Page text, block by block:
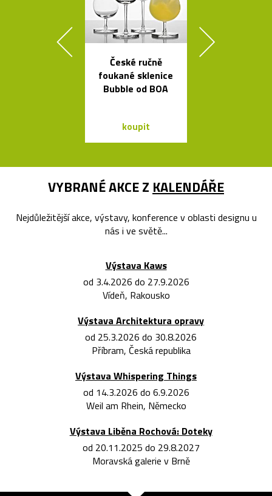
České ručně
foukané sklenice
Bubble od BOA
koupit
VYBRANÉ AKCE Z KALENDÁŘE
Nejdůležitější akce, výstavy, konference v oblasti designu u
nás i ve světě...
Výstava Kaws
od 3.4.2026 do 27.9.2026
Vídeň, Rakousko
Výstava Architektura opravy
od 25.3.2026 do 30.8.2026
Příbram, Česká republika
Výstava Whispering Things
od 14.3.2026 do 6.9.2026
Weil am Rhein, Německo
Výstava Liběna Rochová: Doteky
od 20.11.2025 do 29.8.2027
Moravská galerie v Brně